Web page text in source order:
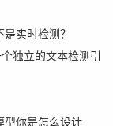
实时检测？
独立的文本检测引
型你是怎么设计